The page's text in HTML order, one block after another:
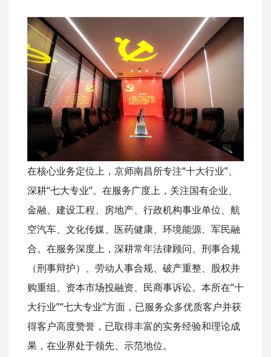
在核心业务定位上，京师南昌所专注“十大行业”、
深耕“七大专业”。在服务广度上，关注国有企业、
金融、建设工程、房地产、行政机构事业单位、航
空汽车、文化传媒、医药健康、环境能源、军民融
合。在服务深度上，深耕常年法律顾问、刑事合规
（刑事辩护）、劳动人事合规、破产重整、股权并
购重组、资本市场投融资、民商事诉讼。本所在“十
大行业”“七大专业”方面，已服务众多优质客户并获
得客户高度赞誉，已取得丰富的实务经验和理论成
果，在业界处于领先、示范地位。